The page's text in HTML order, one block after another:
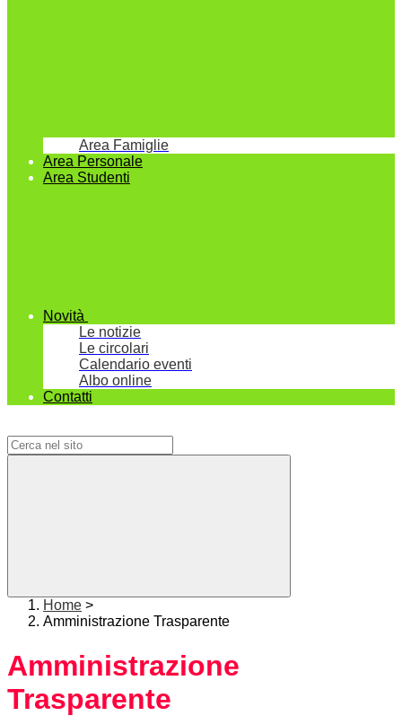
Area Famiglie
Area Personale
Area Studenti
Novità
Le notizie
Le circolari
Calendario eventi
Albo online
Contatti
Home >
Amministrazione Trasparente
Amministrazione
Trasparente